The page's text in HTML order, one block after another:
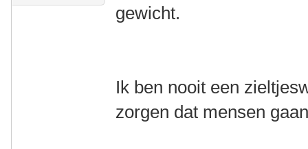
gewicht.
Ik ben nooit een
zorgen dat mensen